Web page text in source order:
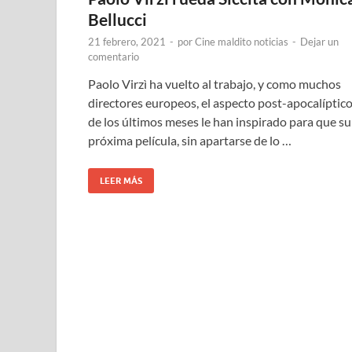
Bellucci
21 febrero, 2021 - porCine maldito noticias - Dejar un
comentario
Paolo Virzì ha vuelto al trabajo, y como muchos
directores europeos, el aspecto post-apocalíptico
de los últimos meses le han inspirado para que su
próxima película, sin apartarse de lo …
LEER MÁS